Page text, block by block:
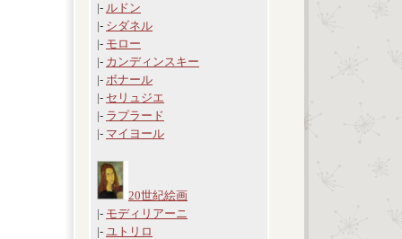
|- ルドン
|- シダネル
|- モロー
|- カンディンスキー
|- ボナール
|- セリュジエ
|- ラプラード
|- マイヨール
20世紀絵画
|- モディリアーニ
|- ユトリロ